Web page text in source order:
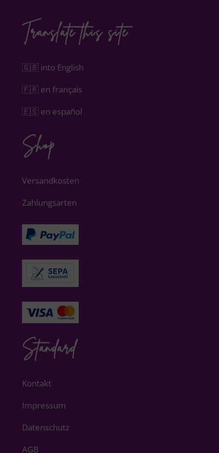
Translate this site
🇬🇧 into English
🇫🇷 en français
🇪🇸 en español
Shop
Versandkosten
Zahlungsarten
Standard
Kontakt
Impressum
Datenschutz
AGB